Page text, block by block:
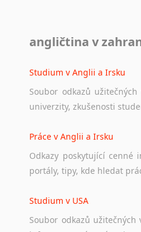
Ať už se jedná o česká
angličtina v
Studium v Anglii a Irsku
Soubor odkazů užitečných
univerzity, zkušenosti
Práce v Anglii a Irsku
Odkazy poskytující cenné
portály, tipy, kde hledat
Studium v USA
Soubor odkazů užitečných